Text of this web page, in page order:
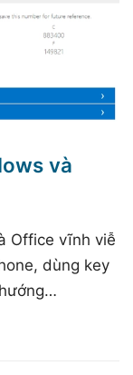
và
Office vĩnh viễ
dùng key